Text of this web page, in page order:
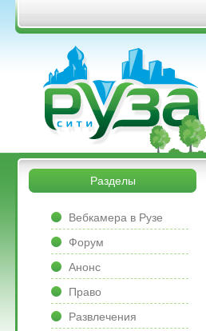
Перейти к основному содержанию
&bsps;
&bsps;
Разделы
Вебкамера в Рузе
Форум
Анонс
Право
Развлечения